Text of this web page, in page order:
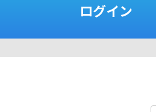
ログイン